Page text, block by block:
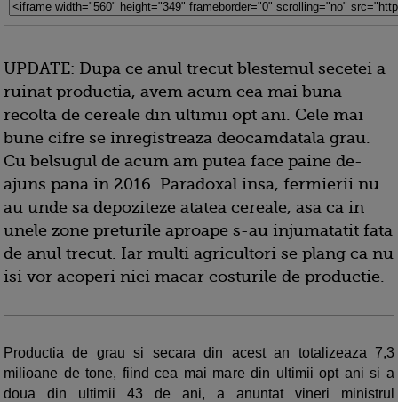
UPDATE: Dupa ce anul trecut blestemul secetei a
ruinat productia, avem acum cea mai buna
recolta de cereale din ultimii opt ani. Cele mai
bune cifre se inregistreaza deocamdatala grau.
Cu belsugul de acum am putea face paine de-
ajuns pana in 2016. Paradoxal insa, fermierii nu
au unde sa depoziteze atatea cereale, asa ca in
unele zone preturile aproape s-au injumatatit fata
de anul trecut. Iar multi agricultori se plang ca nu
isi vor acoperi nici macar costurile de productie.
Productia de grau si secara din acest an totalizeaza 7,3
milioane de tone, fiind cea mai mare din ultimii opt ani si a
doua din ultimii 43 de ani, a anuntat vineri ministrul